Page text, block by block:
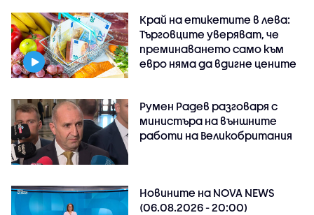
Край на етикетите в лева:
Търговците уверяват, че
преминаването само към
евро няма да вдигне цените
Румен Радев разговаря с
министъра на външните
работи на Великобритания
Новините на NOVA NEWS
(06.08.2026 - 20:00)